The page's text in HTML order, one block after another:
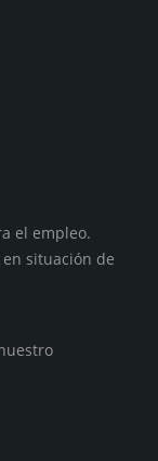
el empleo.
situación de